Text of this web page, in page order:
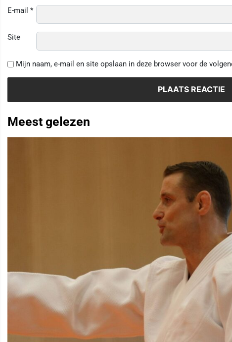
E-mail *
Site
Mijn naam, e-mail en site opslaan in deze browser voor de
Meest gelezen